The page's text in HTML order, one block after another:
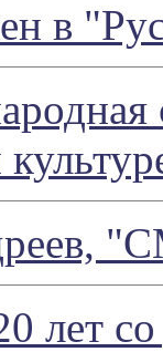
в
лет